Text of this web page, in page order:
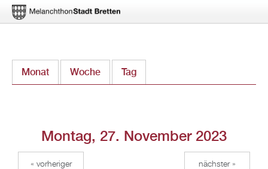
zum
Monat Woche Tag
Montag, 27. November 2023
« vorheriger nächster »